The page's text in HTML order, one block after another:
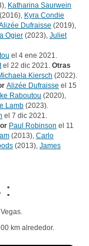
Katharina Saurwein
(2016), Kyra Condie
Dufraisse (2019),
Ogier (2023), Juliet
el 4 ene 2021.
el 22 dic 2021. Otras
Kiersch (2022).
Alizée Dufraisse el 15
Raboutou (2020),
Lamb (2023).
el 7 dic 2021.
Paul Robinson el 11
(2013), Carlo
(2013), James
:
km alrededor.